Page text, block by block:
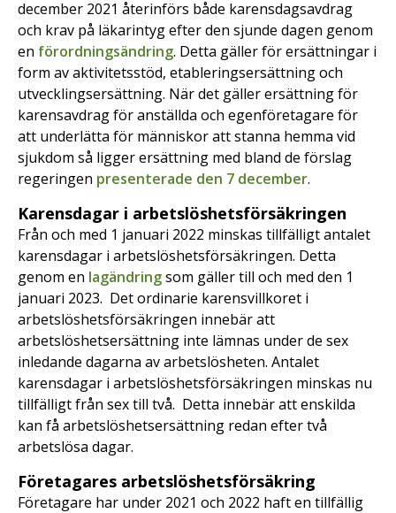
december 2021 återinförs både karensdagsavdrag
och krav på läkarintyg efter den sjunde dagen genom
en förordningsändring. Detta gäller för ersättningar i
form av aktivitetsstöd, etableringsersättning och
utvecklingsersättning. När det gäller ersättning för
karensavdrag för anställda och egenföretagare för
att underlätta för människor att stanna hemma vid
sjukdom så ligger ersättning med bland de förslag
regeringen presenterade den 7 december.
Karensdagar i arbetslöshetsförsäkringen
Från och med 1 januari 2022 minskas tillfälligt antalet
karensdagar i arbetslöshetsförsäkringen. Detta
genom en lagändringsom gäller till och med den 1
januari 2023. Det ordinarie karensvillkoret i
arbetslöshetsförsäkringen innebär att
arbetslöshetsersättning inte lämnas under de sex
inledande dagarna av arbetslösheten. Antalet
karensdagar i arbetslöshetsförsäkringen minskas nu
tillfälligt från sex till två. Detta innebär att enskilda
kan få arbetslöshetsersättning redan efter två
arbetslösa dagar.
Företagares arbetslöshetsförsäkring
Företagare har under 2021 och 2022 haft en tillfällig